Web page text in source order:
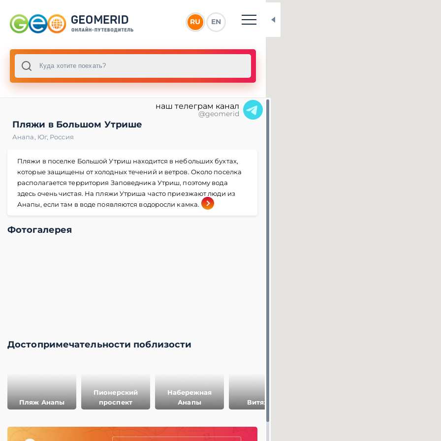
RU EN
наш телеграм канал
@geomerid
Пляжи в Большом Утрише
Анапа, Юг, Россия
Пляжи в поселке Большой Утриш находится в небольших бухтах,
которые защищены от холодных течений и ветров. Около поселка
располагается территория Заповедника Утриш, поэтому вода
здесь очень чистая. На пляжи Утриша часто приезжают люди из
Анапы, если там в воде появляются водоросли камка.
Фотогалерея
Достопримечательности поблизости
Пляж Анапы
Пионерский
проспект
Набережная
Анапы
Витязево